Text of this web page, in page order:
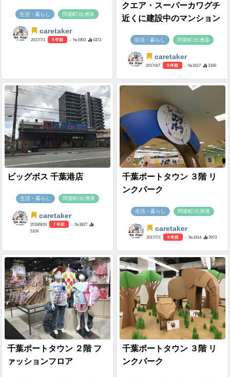
生活・暮らし 問屋町/出洲港
caretaker
2017/7/1 9 年前 - №1903 4373
クエア・スーパーカワグチ
近くに建設中のマンション
生活・暮らし 問屋町/出洲港
caretaker
2017/4/7 9 年前 - №1617 3166
ビッグボス 千葉港店
生活・暮らし 問屋町/出洲港
caretaker
2018/8/24 7 年前
- №3827
5104
千葉ポートタウン ３階 リ
ンクパーク
生活・暮らし 問屋町/出洲港
caretaker
2017/7/1 9 年前 - №1914 2973
千葉ポートタウン ２階 フ
ァッションフロア
千葉ポートタウン ３階 リ
ンクパーク